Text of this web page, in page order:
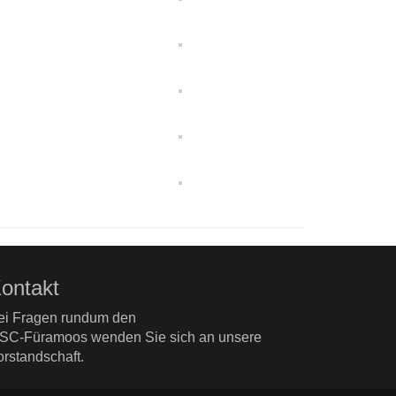
Fragen rundum den
Füramoos wenden Sie sich an unsere